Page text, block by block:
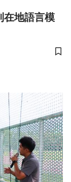
在地語言模
儲